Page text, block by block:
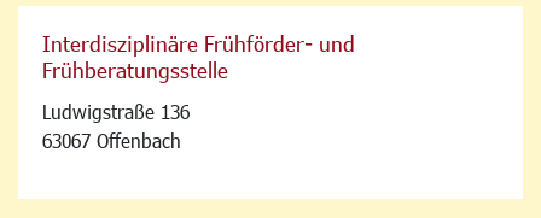
Interdisziplinäre Frühförder- und
Frühberatungsstelle
Ludwigstraße 136
63067 Offenbach